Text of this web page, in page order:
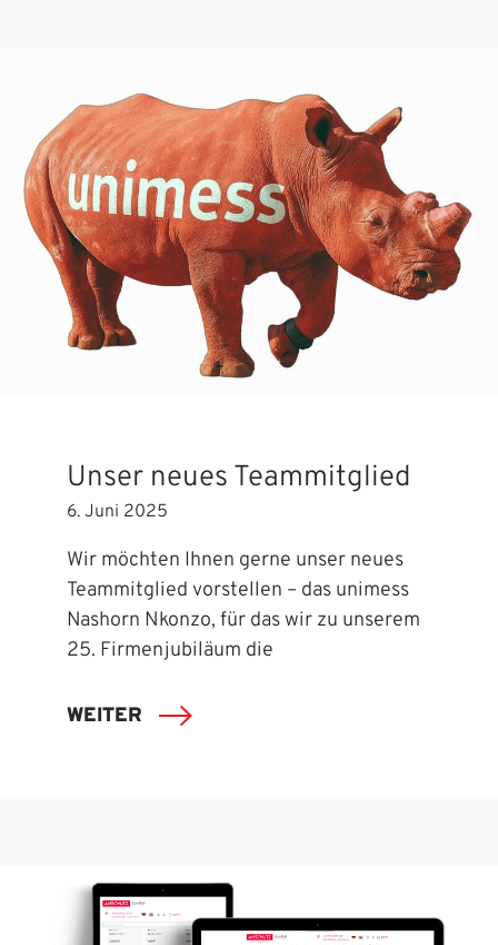
Unser neues Teammitglied
6. Juni 2025
Wir möchten Ihnen gerne unser neues
Teammitglied vorstellen – das unimess
Nashorn Nkonzo, für das wir zu unserem
25. Firmenjubiläum die
WEITER